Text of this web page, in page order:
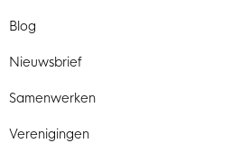
Blog
Nieuwsbrief
Samenwerken
Verenigingen